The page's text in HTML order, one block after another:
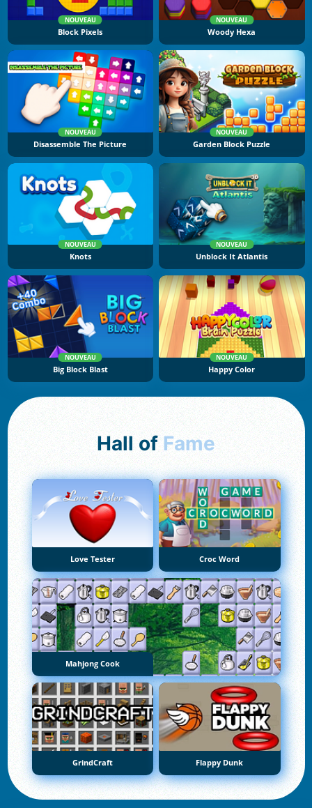
NOUVEAU
Block Pixels
NOUVEAU
Woody Hexa
NOUVEAU
Disassemble The Picture
NOUVEAU
Garden Block Puzzle
NOUVEAU
Knots
NOUVEAU
Unblock It Atlantis
NOUVEAU
Big Block Blast
NOUVEAU
Happy Color
Hall of Fame
Love Tester Croc Word
Mahjong Cook
GrindCraft Flappy Dunk